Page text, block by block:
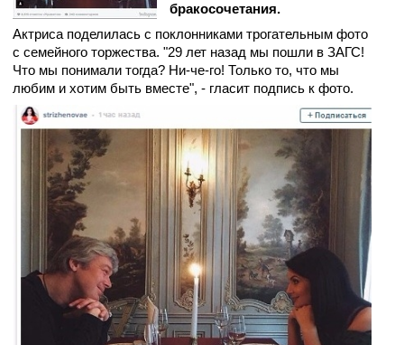
бракосочетания.
Актриса поделилась с поклонниками трогательным фото
с семейного торжества. "29 лет назад мы пошли в ЗАГС!
Что мы понимали тогда? Ни-че-го! Только то, что мы
любим и хотим быть вместе", - гласит подпись к фото.